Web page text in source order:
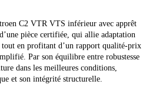
C2 VTR VTS inférieur avec apprêt
pièce certifiée, qui allie adaptation
tout en profitant d’un rapport qualité-prix
Par son équilibre entre robustesse
dans les meilleures conditions,
et son intégrité structurelle.